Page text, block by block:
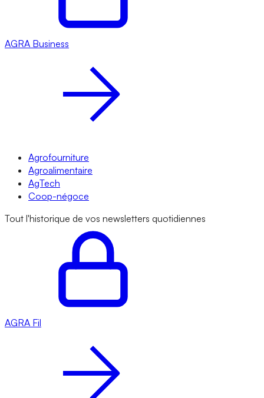
AGRA Business
Agrofourniture
Agroalimentaire
AgTech
Coop-négoce
Tout l'historique de vos newsletters quotidiennes
AGRA Fil